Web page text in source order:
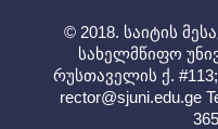
© 2018. საიტის
სახელმწიფო
რუსთაველის ქ. #113;
rector@sjuni.edu.ge